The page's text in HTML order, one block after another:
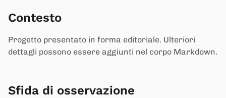
Contesto
Progetto presentato in forma editoriale. Ulteriori
dettagli possono essere aggiunti nel corpo Markdown.
Sfida di osservazione